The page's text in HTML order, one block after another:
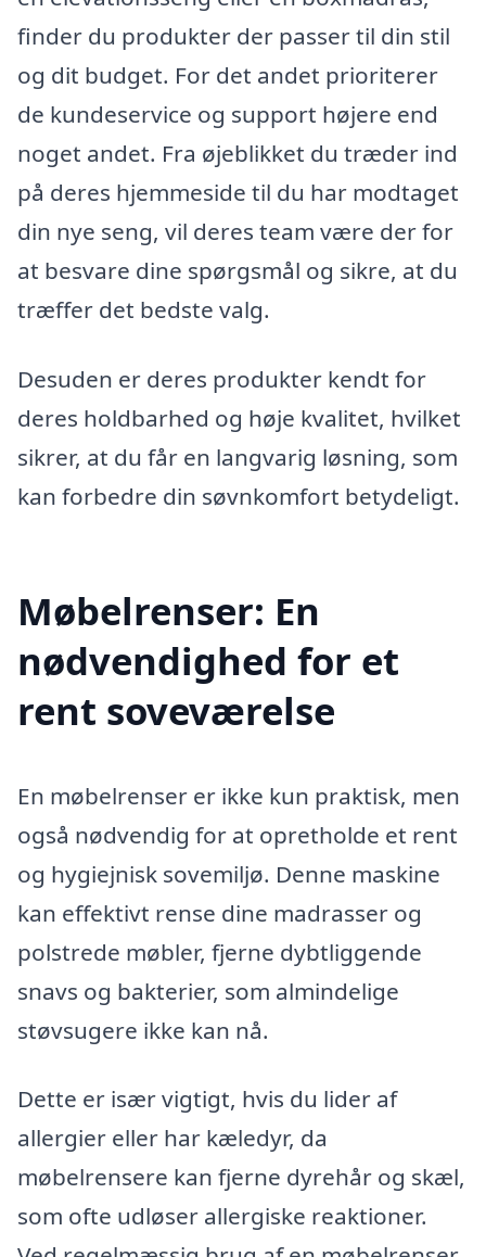
finder du produkter der passer til din stil
og dit budget. For det andet prioriterer
de kundeservice og support højere end
noget andet. Fra øjeblikket du træder ind
på deres hjemmeside til du har modtaget
din nye seng, vil deres team være der for
at besvare dine spørgsmål og sikre, at du
træffer det bedste valg.
Desuden er deres produkter kendt for
deres holdbarhed og høje kvalitet, hvilket
sikrer, at du får en langvarig løsning, som
kan forbedre din søvnkomfort betydeligt.
Møbelrenser: En
nødvendighed for et
rent soveværelse
En møbelrenser er ikke kun praktisk, men
også nødvendig for at opretholde et rent
og hygiejnisk sovemiljø. Denne maskine
kan effektivt rense dine madrasser og
polstrede møbler, fjerne dybtliggende
snavs og bakterier, som almindelige
støvsugere ikke kan nå.
Dette er især vigtigt, hvis du lider af
allergier eller har kæledyr, da
møbelrensere kan fjerne dyrehår og skæl,
som ofte udløser allergiske reaktioner.